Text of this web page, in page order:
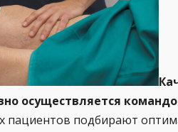
осуществляется
пациентов подбирают